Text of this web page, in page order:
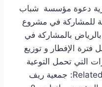
دعوة مؤسسة شباب
للمشاركة في مشروع
رمضان أمان لعام 2019 بالرياض بالمشاركة في
فترة الإفطار و توزيع
التي تحمل التوعية
بمخاطر السرعة Related posts: جمعية ريف